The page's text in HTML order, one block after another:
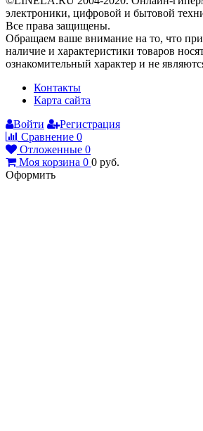
электроники, цифровой и бытовой
Все права защищены.
Oбращаем вaше внимaние нa то, что
наличие и хaрактеристики товaров
ознакомительный харaктер и не
Контакты
Карта сайта
Войти
Регистрация
Сравнение 0
Отложенные 0
Моя корзина 0 0 руб.
Оформить